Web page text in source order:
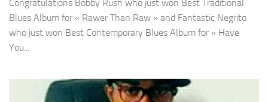
Congratulations Bobby Rush who just won Best Traditional
Blues Album for « Rawer Than Raw » and Fantastic Negrito
who just won Best Contemporary Blues Album for « Have
You...